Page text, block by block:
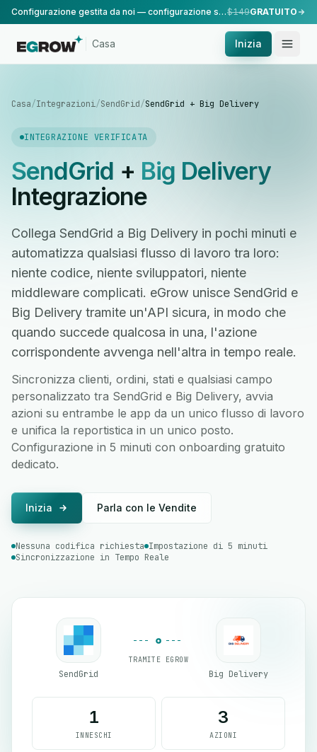
Configurazione gestita da noi — configurazione standard, eseguita dal nostro team.$149GRATUITO
Casa Inizia
Casa/Integrazioni/SendGrid/SendGrid + Big Delivery
INTEGRAZIONE VERIFICATA
SendGrid + Big Delivery
Integrazione
Collega SendGrid a Big Delivery in pochi minuti e
automatizza qualsiasi flusso di lavoro tra loro:
niente codice, niente sviluppatori, niente
middleware complicati. eGrow unisce SendGrid e
Big Delivery tramite un'API sicura, in modo che
quando succede qualcosa in una, l'azione
corrispondente avvenga nell'altra in tempo reale.
Sincronizza clienti, ordini, stati e qualsiasi campo
personalizzato tra SendGrid e Big Delivery, avvia
azioni su entrambe le app da un unico flusso di lavoro
e unifica la reportistica in un unico posto.
Configurazione in 5 minuti con onboarding gratuito
dedicato.
Inizia Parla con le Vendite
Nessuna codifica richiesta Impostazione di 5 minuti
Sincronizzazione in Tempo Reale
SendGrid
TRAMITE EGROW
Big Delivery
1
INNESCHI
3
AZIONI